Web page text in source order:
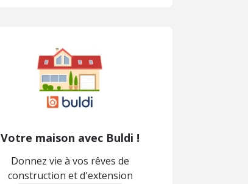
Votre maison avec Buldi !
Donnez vie à vos rêves de
construction et d'extension